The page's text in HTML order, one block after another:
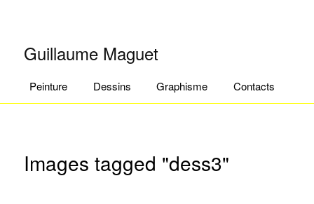
Guillaume Maguet
Aller au contenu principal
Aller au contenu secondaire
Peinture Dessins Graphisme Contacts
Images tagged "dess3"